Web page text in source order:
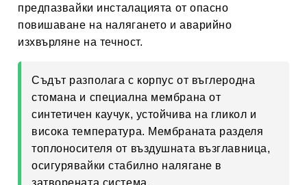
предпазвайки инсталацията от опасно
повишаване на налягането и аварийно
изхвърляне на течност.
Съдът разполага с корпус от въглеродна
стомана и специална мембрана от
синтетичен каучук, устойчива на гликол и
висока температура. Мембраната разделя
топлоносителя от въздушната възглавница,
осигурявайки стабилно налягане в
затворената система.